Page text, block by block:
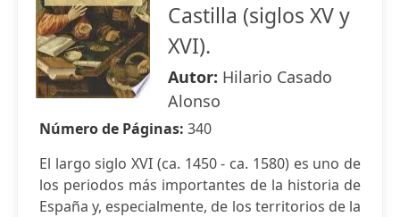
Castilla (siglos XV y
XVI).
Autor: Hilario Casado
Alonso
Número de Páginas: 340
El largo siglo XVI (ca. 1450 - ca. 1580) es uno de
los periodos más importantes de la historia de
España y, especialmente, de los territorios de la